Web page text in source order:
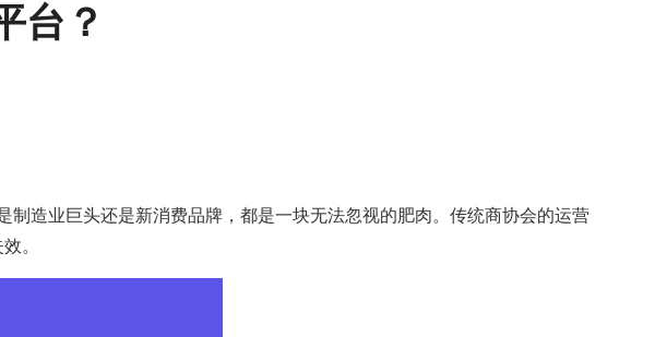
台？
造业巨头还是新消费品牌，都是一块无法忽视的肥肉。传统商协会的运营
。